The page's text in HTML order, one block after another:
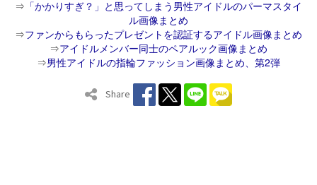
⇒ 「かかりすぎ？」と思ってしまう男性アイドルのパーマスタイ
ル画像まとめ
⇒ファンからもらったプレゼントを認証するアイドル画像まとめ
⇒アイドルメンバー同士のペアルック画像まとめ
⇒男性アイドルの指輪ファッション画像まとめ、第2弾
Share